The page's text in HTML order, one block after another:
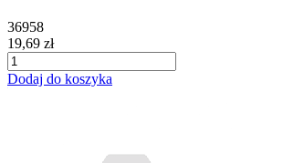
36958
19,69 zł
Dodaj do koszyka